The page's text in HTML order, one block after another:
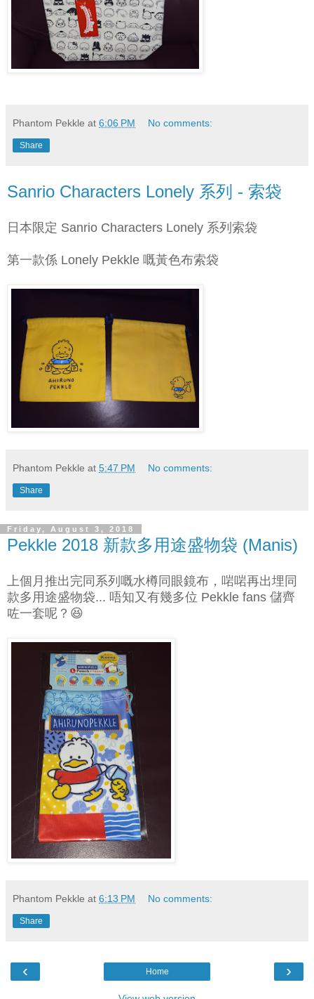
Phantom Pekkle at 6:06 PM No comments:
Share
Sanrio Characters Lonely 系列 - 索袋
日本限定 Sanrio Characters Lonely 系列索袋
第一款係 Lonely Pekkle 嘅黃色布索袋
Phantom Pekkle at 5:47 PM No comments:
Share
Friday, August 3, 2018
Pekkle 2018 新款多用途盛物袋 (Manis)
上個月推出完同系列嘅水樽同眼鏡布，啱啱再出埋同
款多用途盛物袋... 唔知又有幾多位 Pekkle fans 儲齊
咗一套呢？😆
Phantom Pekkle at 6:13 PM No comments:
Share
‹ ›
Home